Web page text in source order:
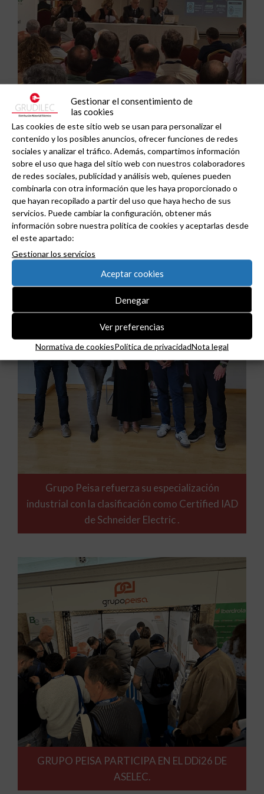
Gestionar el consentimiento de
las cookies
Las cookies de este sitio web se usan para personalizar el
contenido y los posibles anuncios, ofrecer funciones de redes
sociales y analizar el tráfico. Además, compartimos información
sobre el uso que haga del sitio web con nuestros colaboradores
de redes sociales, publicidad y análisis web, quienes pueden
combinarla con otra información que les haya proporcionado o
que hayan recopilado a partir del uso que haya hecho de sus
servicios. Puede cambiar la configuración, obtener más
información sobre nuestra política de cookies y aceptarlas desde
el este apartado:
Gestionar los servicios
Aceptar cookies
Denegar
Ver preferencias
Normativa de cookiesPolítica de privacidadNota legal
MESUR acoge el II Encuentro Regional de
Eficiencia Energética en Murcia: el instalador
evoluciona a gestor energético.
Grupo Peisa refuerza su especialización
industrial con la clasificación como Certified IAD
de Schneider Electric .
GRUPO PEISA PARTICIPA EN EL DDi26 DE
ASELEC.